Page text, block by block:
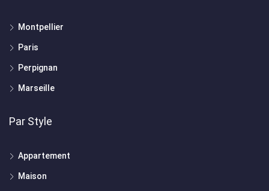
Montpellier
Paris
Perpignan
Marseille
Par Style
Appartement
Maison